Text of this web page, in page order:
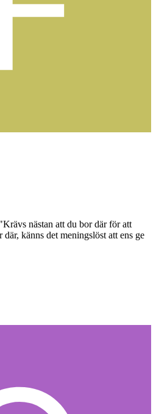
nästan att du bor där för att
känns det meningslöst att ens ge